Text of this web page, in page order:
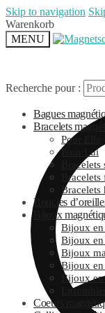
Skip to navigation
Warenkorb
MENU
Recherche pour :
Bagues
Bracelets
Pour Elle
Pour Lui
Bracelets
Bracelets
Boucles
Bijoux
Bijoux en
Bijoux en
Bijoux
Bijoux en
Bijoux en
Ensembles
Coeurs